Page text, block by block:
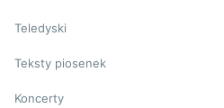
Teledyski
Teksty piosenek
Koncerty